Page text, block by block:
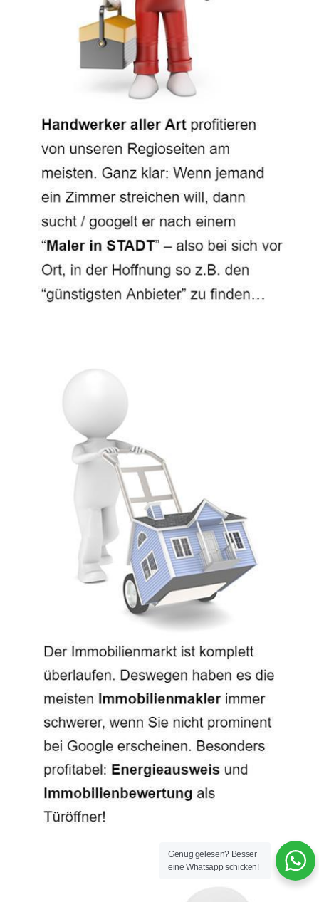
Genug gelesen? Besser
eine Whatsapp schicken!